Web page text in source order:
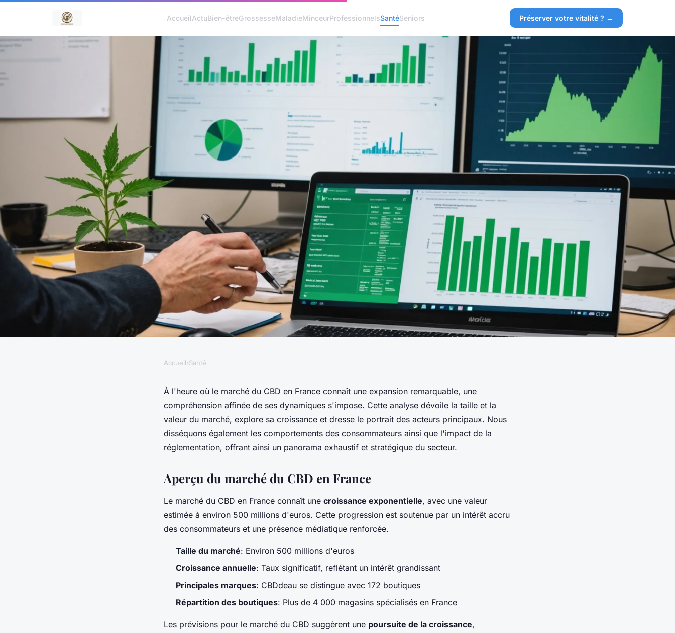
AccueilActuBien-êtreGrossesseMaladieMinceurProfessionnelsSantéSeniors Préserver votre vitalité ? →
Analyse complète : statistiques
chanvre en France
Accueil›Santé
À l'heure où le marché du CBD en France connaît une expansion remarquable, une
compréhension affinée de ses dynamiques s'impose. Cette analyse dévoile la taille et la
valeur du marché, explore sa croissance et dresse le portrait des acteurs principaux. Nous
disséquons également les comportements des consommateurs ainsi que l'impact de la
réglementation, offrant ainsi un panorama exhaustif et stratégique du secteur.
Aperçu du marché du CBD en France
Le marché du CBD en France connaît une croissance exponentielle, avec une valeur
estimée à environ 500 millions d'euros. Cette progression est soutenue par un intérêt accru
des consommateurs et une présence médiatique renforcée.
Taille du marché: Environ 500 millions d'euros
Croissance annuelle: Taux significatif, reflétant un intérêt grandissant
Principales marques: CBDdeau se distingue avec 172 boutiques
Répartition des boutiques: Plus de 4 000 magasins spécialisés en France
Les prévisions pour le marché du CBD suggèrent une poursuite de la croissance,